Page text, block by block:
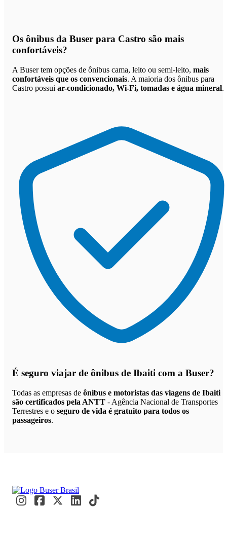
Os ônibus da Buser para Castro são mais
confortáveis?
A Buser tem opções de ônibus cama, leito ou semi-leito, mais
confortáveis que os convencionais. A maioria dos ônibus para
Castro possui ar-condicionado, Wi-Fi, tomadas e água mineral.
É seguro viajar de ônibus de Ibaiti com a Buser?
Todas as empresas de ônibus e motoristas das viagens de Ibaiti
são certificados pela ANTT - Agência Nacional de Transportes
Terrestres e o seguro de vida é gratuito para todos os
passageiros.